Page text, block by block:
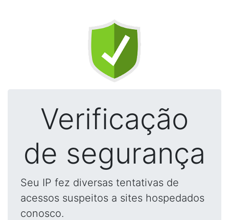
Verificação
de segurança
Seu IP fez diversas tentativas de
acessos suspeitos a sites hospedados
conosco.